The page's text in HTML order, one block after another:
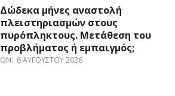
Δώδεκα μήνες αναστολή
πλειστηριασμών στους
πυρόπληκτους. Μετάθεση του
προβλήματος ή εμπαιγμός;
ON: 6 ΑΥΓΟΎΣΤΟΥ 2026